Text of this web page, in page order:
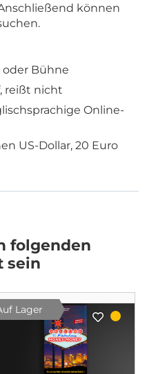
können
oder Bühne
reißt nicht
Online-
US-Dollar, 20 Euro
folgenden
sein
Lager